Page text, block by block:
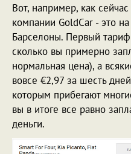
Вот, например, как
компании GoldCar - это
Барселоны. Первый
сколько вы примерно
нормальная цена), а
вовсе €2,97 за шесть
которым прибегают
вы в итоге все равно
деньги.